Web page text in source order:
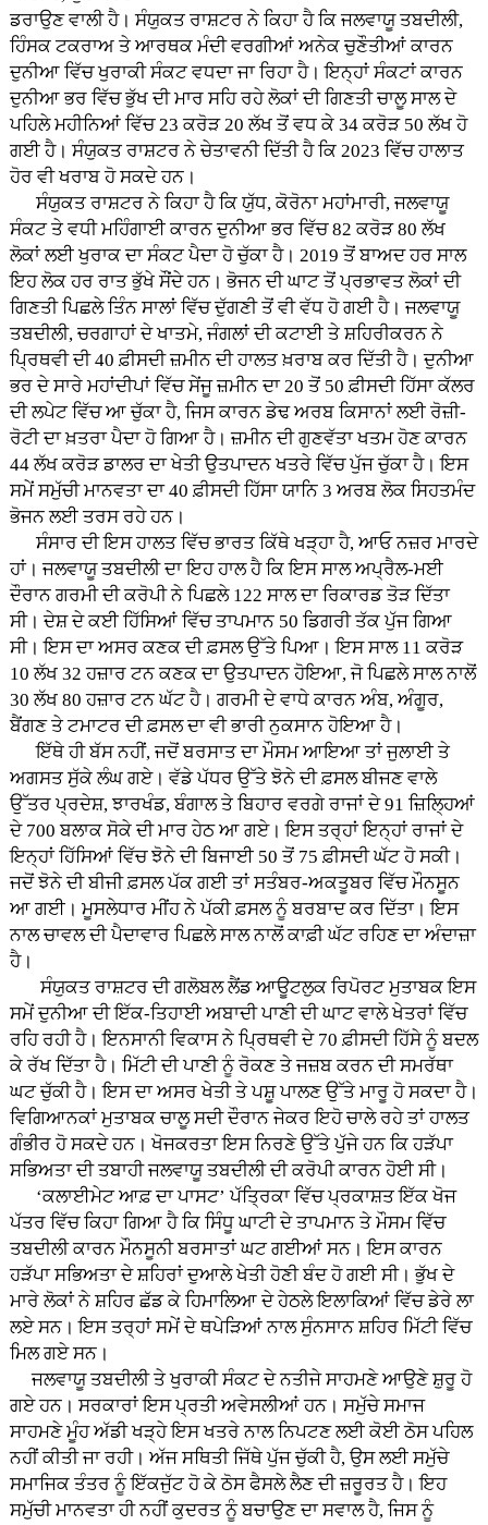
ਡਰਾਉਣ ਵਾਲੀ ਹੈ। ਸੰਯੁਕਤ ਰਾਸ਼ਟਰ ਨੇ ਕਿਹਾ ਹੈ ਕਿ ਜਲਵਾਯੂ ਤਬਦੀਲੀ,
ਹਿੰਸਕ ਟਕਰਾਅ ਤੇ ਆਰਥਕ ਮੰਦੀ ਵਰਗੀਆਂ ਅਨੇਕ ਚੁਣੌਤੀਆਂ ਕਾਰਨ
ਦੁਨੀਆ ਵਿੱਚ ਖੁਰਾਕੀ ਸੰਕਟ ਵਧਦਾ ਜਾ ਰਿਹਾ ਹੈ। ਇਨ੍ਹਾਂ ਸੰਕਟਾਂ ਕਾਰਨ
ਦੁਨੀਆ ਭਰ ਵਿੱਚ ਭੁੱਖ ਦੀ ਮਾਰ ਸਹਿ ਰਹੇ ਲੋਕਾਂ ਦੀ ਗਿਣਤੀ ਚਾਲੂ ਸਾਲ ਦੇ
ਪਹਿਲੇ ਮਹੀਨਿਆਂ ਵਿੱਚ 23 ਕਰੋੜ 20 ਲੱਖ ਤੋਂ ਵਧ ਕੇ 34 ਕਰੋੜ 50 ਲੱਖ ਹੋ
ਗਈ ਹੈ। ਸੰਯੁਕਤ ਰਾਸ਼ਟਰ ਨੇ ਚੇਤਾਵਨੀ ਦਿੱਤੀ ਹੈ ਕਿ 2023 ਵਿੱਚ ਹਾਲਾਤ
ਹੋਰ ਵੀ ਖਰਾਬ ਹੋ ਸਕਦੇ ਹਨ।
ਸੰਯੁਕਤ ਰਾਸ਼ਟਰ ਨੇ ਕਿਹਾ ਹੈ ਕਿ ਯੁੱਧ, ਕੋਰੋਨਾ ਮਹਾਂਮਾਰੀ, ਜਲਵਾਯੂ
ਸੰਕਟ ਤੇ ਵਧੀ ਮਹਿੰਗਾਈ ਕਾਰਨ ਦੁਨੀਆ ਭਰ ਵਿੱਚ 82 ਕਰੋੜ 80 ਲੱਖ
ਲੋਕਾਂ ਲਈ ਖੁਰਾਕ ਦਾ ਸੰਕਟ ਪੈਦਾ ਹੋ ਚੁੱਕਾ ਹੈ। 2019 ਤੋਂ ਬਾਅਦ ਹਰ ਸਾਲ
ਇਹ ਲੋਕ ਹਰ ਰਾਤ ਭੁੱਖੇ ਸੌਂਦੇ ਹਨ। ਭੋਜਨ ਦੀ ਘਾਟ ਤੋਂ ਪ੍ਰਭਾਵਤ ਲੋਕਾਂ ਦੀ
ਗਿਣਤੀ ਪਿਛਲੇ ਤਿੰਨ ਸਾਲਾਂ ਵਿੱਚ ਦੁੱਗਣੀ ਤੋਂ ਵੀ ਵੱਧ ਹੋ ਗਈ ਹੈ। ਜਲਵਾਯੂ
ਤਬਦੀਲੀ, ਚਰਗਾਹਾਂ ਦੇ ਖਾਤਮੇ, ਜੰਗਲਾਂ ਦੀ ਕਟਾਈ ਤੇ ਸ਼ਹਿਰੀਕਰਨ ਨੇ
ਪ੍ਰਿਥਵੀ ਦੀ 40 ਫ਼ੀਸਦੀ ਜ਼ਮੀਨ ਦੀ ਹਾਲਤ ਖ਼ਰਾਬ ਕਰ ਦਿੱਤੀ ਹੈ। ਦੁਨੀਆ
ਭਰ ਦੇ ਸਾਰੇ ਮਹਾਂਦੀਪਾਂ ਵਿੱਚ ਸੇਂਜੂ ਜ਼ਮੀਨ ਦਾ 20 ਤੋਂ 50 ਫ਼ੀਸਦੀ ਹਿੱਸਾ ਕੱਲਰ
ਦੀ ਲਪੇਟ ਵਿੱਚ ਆ ਚੁੱਕਾ ਹੈ, ਜਿਸ ਕਾਰਨ ਡੇਢ ਅਰਬ ਕਿਸਾਨਾਂ ਲਈ ਰੋਜ਼ੀ-
ਰੋਟੀ ਦਾ ਖ਼ਤਰਾ ਪੈਦਾ ਹੋ ਗਿਆ ਹੈ। ਜ਼ਮੀਨ ਦੀ ਗੁਣਵੱਤਾ ਖਤਮ ਹੋਣ ਕਾਰਨ
44 ਲੱਖ ਕਰੋੜ ਡਾਲਰ ਦਾ ਖੇਤੀ ਉਤਪਾਦਨ ਖਤਰੇ ਵਿੱਚ ਪੁੱਜ ਚੁੱਕਾ ਹੈ। ਇਸ
ਸਮੇਂ ਸਮੁੱਚੀ ਮਾਨਵਤਾ ਦਾ 40 ਫ਼ੀਸਦੀ ਹਿੱਸਾ ਯਾਨਿ 3 ਅਰਬ ਲੋਕ ਸਿਹਤਮੰਦ
ਭੋਜਨ ਲਈ ਤਰਸ ਰਹੇ ਹਨ।
ਸੰਸਾਰ ਦੀ ਇਸ ਹਾਲਤ ਵਿੱਚ ਭਾਰਤ ਕਿੱਥੇ ਖੜ੍ਹਾ ਹੈ, ਆਓ ਨਜ਼ਰ ਮਾਰਦੇ
ਹਾਂ। ਜਲਵਾਯੂ ਤਬਦੀਲੀ ਦਾ ਇਹ ਹਾਲ ਹੈ ਕਿ ਇਸ ਸਾਲ ਅਪ੍ਰੈਲ-ਮਈ
ਦੌਰਾਨ ਗਰਮੀ ਦੀ ਕਰੋਪੀ ਨੇ ਪਿਛਲੇ 122 ਸਾਲ ਦਾ ਰਿਕਾਰਡ ਤੋੜ ਦਿੱਤਾ
ਸੀ। ਦੇਸ਼ ਦੇ ਕਈ ਹਿੱਸਿਆਂ ਵਿੱਚ ਤਾਪਮਾਨ 50 ਡਿਗਰੀ ਤੱਕ ਪੁੱਜ ਗਿਆ
ਸੀ। ਇਸ ਦਾ ਅਸਰ ਕਣਕ ਦੀ ਫ਼ਸਲ ਉੱਤੇ ਪਿਆ। ਇਸ ਸਾਲ 11 ਕਰੋੜ
10 ਲੱਖ 32 ਹਜ਼ਾਰ ਟਨ ਕਣਕ ਦਾ ਉਤਪਾਦਨ ਹੋਇਆ, ਜੋ ਪਿਛਲੇ ਸਾਲ ਨਾਲੋਂ
30 ਲੱਖ 80 ਹਜ਼ਾਰ ਟਨ ਘੱਟ ਹੈ। ਗਰਮੀ ਦੇ ਵਾਧੇ ਕਾਰਨ ਅੰਬ, ਅੰਗੂਰ,
ਬੈਂਗਣ ਤੇ ਟਮਾਟਰ ਦੀ ਫ਼ਸਲ ਦਾ ਵੀ ਭਾਰੀ ਨੁਕਸਾਨ ਹੋਇਆ ਹੈ।
ਇੱਥੇ ਹੀ ਬੱਸ ਨਹੀਂ, ਜਦੋਂ ਬਰਸਾਤ ਦਾ ਮੌਸਮ ਆਇਆ ਤਾਂ ਜੁਲਾਈ ਤੇ
ਅਗਸਤ ਸੁੱਕੇ ਲੰਘ ਗਏ। ਵੱਡੇ ਪੱਧਰ ਉੱਤੇ ਝੋਨੇ ਦੀ ਫ਼ਸਲ ਬੀਜਣ ਵਾਲੇ
ਉੱਤਰ ਪ੍ਰਦੇਸ਼, ਝਾਰਖੰਡ, ਬੰਗਾਲ ਤੇ ਬਿਹਾਰ ਵਰਗੇ ਰਾਜਾਂ ਦੇ 91 ਜ਼ਿਲ੍ਹਿਆਂ
ਦੇ 700 ਬਲਾਕ ਸੋਕੇ ਦੀ ਮਾਰ ਹੇਠ ਆ ਗਏ। ਇਸ ਤਰ੍ਹਾਂ ਇਨ੍ਹਾਂ ਰਾਜਾਂ ਦੇ
ਇਨ੍ਹਾਂ ਹਿੱਸਿਆਂ ਵਿੱਚ ਝੋਨੇ ਦੀ ਬਿਜਾਈ 50 ਤੋਂ 75 ਫ਼ੀਸਦੀ ਘੱਟ ਹੋ ਸਕੀ।
ਜਦੋਂ ਝੋਨੇ ਦੀ ਬੀਜੀ ਫ਼ਸਲ ਪੱਕ ਗਈ ਤਾਂ ਸਤੰਬਰ-ਅਕਤੂਬਰ ਵਿੱਚ ਮੌਨਸੂਨ
ਆ ਗਈ। ਮੂਸਲੇਧਾਰ ਮੀਂਹ ਨੇ ਪੱਕੀ ਫ਼ਸਲ ਨੂੰ ਬਰਬਾਦ ਕਰ ਦਿੱਤਾ। ਇਸ
ਨਾਲ ਚਾਵਲ ਦੀ ਪੈਦਾਵਾਰ ਪਿਛਲੇ ਸਾਲ ਨਾਲੋਂ ਕਾਫ਼ੀ ਘੱਟ ਰਹਿਣ ਦਾ ਅੰਦਾਜ਼ਾ
ਹੈ।
ਸੰਯੁਕਤ ਰਾਸ਼ਟਰ ਦੀ ਗਲੋਬਲ ਲੈਂਡ ਆਊਟਲੁਕ ਰਿਪੋਰਟ ਮੁਤਾਬਕ ਇਸ
ਸਮੇਂ ਦੁਨੀਆ ਦੀ ਇੱਕ-ਤਿਹਾਈ ਅਬਾਦੀ ਪਾਣੀ ਦੀ ਘਾਟ ਵਾਲੇ ਖੇਤਰਾਂ ਵਿੱਚ
ਰਹਿ ਰਹੀ ਹੈ। ਇਨਸਾਨੀ ਵਿਕਾਸ ਨੇ ਪ੍ਰਿਥਵੀ ਦੇ 70 ਫ਼ੀਸਦੀ ਹਿੱਸੇ ਨੂੰ ਬਦਲ
ਕੇ ਰੱਖ ਦਿੱਤਾ ਹੈ। ਮਿੱਟੀ ਦੀ ਪਾਣੀ ਨੂੰ ਰੋਕਣ ਤੇ ਜਜ਼ਬ ਕਰਨ ਦੀ ਸਮਰੱਥਾ
ਘਟ ਚੁੱਕੀ ਹੈ। ਇਸ ਦਾ ਅਸਰ ਖੇਤੀ ਤੇ ਪਸ਼ੂ ਪਾਲਣ ਉੱਤੇ ਮਾਰੂ ਹੋ ਸਕਦਾ ਹੈ।
ਵਿਗਿਆਨਕਾਂ ਮੁਤਾਬਕ ਚਾਲੂ ਸਦੀ ਦੌਰਾਨ ਜੇਕਰ ਇਹੋ ਚਾਲੇ ਰਹੇ ਤਾਂ ਹਾਲਤ
ਗੰਭੀਰ ਹੋ ਸਕਦੇ ਹਨ। ਖੋਜਕਰਤਾ ਇਸ ਨਿਰਣੇ ਉੱਤੇ ਪੁੱਜੇ ਹਨ ਕਿ ਹੜੱਪਾ
ਸਭਿਅਤਾ ਦੀ ਤਬਾਹੀ ਜਲਵਾਯੂ ਤਬਦੀਲੀ ਦੀ ਕਰੋਪੀ ਕਾਰਨ ਹੋਈ ਸੀ।
‘ਕਲਾਈਮੇਟ ਆਫ਼ ਦਾ ਪਾਸਟ’ ਪੱਤ੍ਰਿਕਾ ਵਿੱਚ ਪ੍ਰਕਾਸ਼ਤ ਇੱਕ ਖੋਜ
ਪੱਤਰ ਵਿੱਚ ਕਿਹਾ ਗਿਆ ਹੈ ਕਿ ਸਿੰਧੂ ਘਾਟੀ ਦੇ ਤਾਪਮਾਨ ਤੇ ਮੌਸਮ ਵਿੱਚ
ਤਬਦੀਲੀ ਕਾਰਨ ਮੌਨਸੂਨੀ ਬਰਸਾਤਾਂ ਘਟ ਗਈਆਂ ਸਨ। ਇਸ ਕਾਰਨ
ਹੜੱਪਾ ਸਭਿਅਤਾ ਦੇ ਸ਼ਹਿਰਾਂ ਦੁਆਲੇ ਖੇਤੀ ਹੋਣੀ ਬੰਦ ਹੋ ਗਈ ਸੀ। ਭੁੱਖ ਦੇ
ਮਾਰੇ ਲੋਕਾਂ ਨੇ ਸ਼ਹਿਰ ਛੱਡ ਕੇ ਹਿਮਾਲਿਆ ਦੇ ਹੇਠਲੇ ਇਲਾਕਿਆਂ ਵਿੱਚ ਡੇਰੇ ਲਾ
ਲਏ ਸਨ। ਇਸ ਤਰ੍ਹਾਂ ਸਮੇਂ ਦੇ ਥਪੇੜਿਆਂ ਨਾਲ ਸੁੰਨਸਾਨ ਸ਼ਹਿਰ ਮਿੱਟੀ ਵਿੱਚ
ਮਿਲ ਗਏ ਸਨ।
ਜਲਵਾਯੂ ਤਬਦੀਲੀ ਤੇ ਖੁਰਾਕੀ ਸੰਕਟ ਦੇ ਨਤੀਜੇ ਸਾਹਮਣੇ ਆਉਣੇ ਸ਼ੁਰੂ ਹੋ
ਗਏ ਹਨ। ਸਰਕਾਰਾਂ ਇਸ ਪ੍ਰਤੀ ਅਵੇਸਲੀਆਂ ਹਨ। ਸਮੁੱਚੇ ਸਮਾਜ
ਸਾਹਮਣੇ ਮੂੰਹ ਅੱਡੀ ਖੜ੍ਹੇ ਇਸ ਖਤਰੇ ਨਾਲ ਨਿਪਟਣ ਲਈ ਕੋਈ ਠੋਸ ਪਹਿਲ
ਨਹੀਂ ਕੀਤੀ ਜਾ ਰਹੀ। ਅੱਜ ਸਥਿਤੀ ਜਿੱਥੇ ਪੁੱਜ ਚੁੱਕੀ ਹੈ, ਉਸ ਲਈ ਸਮੁੱਚੇ
ਸਮਾਜਿਕ ਤੰਤਰ ਨੂੰ ਇੱਕਜੁੱਟ ਹੋ ਕੇ ਠੋਸ ਫੈਸਲੇ ਲੈਣ ਦੀ ਜ਼ਰੂਰਤ ਹੈ। ਇਹ
ਸਮੁੱਚੀ ਮਾਨਵਤਾ ਹੀ ਨਹੀਂ ਕੁਦਰਤ ਨੂੰ ਬਚਾਉਣ ਦਾ ਸਵਾਲ ਹੈ, ਜਿਸ ਨੂੰ